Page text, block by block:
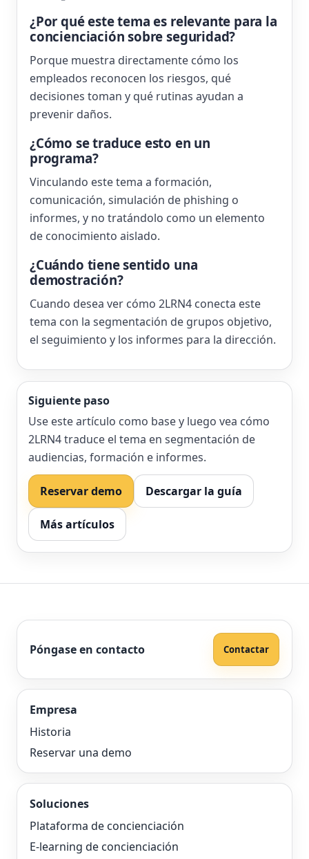
¿Por qué este tema es relevante para la
concienciación sobre seguridad?
Porque muestra directamente cómo los
empleados reconocen los riesgos, qué
decisiones toman y qué rutinas ayudan a
prevenir daños.
¿Cómo se traduce esto en un
programa?
Vinculando este tema a formación,
comunicación, simulación de phishing o
informes, y no tratándolo como un elemento
de conocimiento aislado.
¿Cuándo tiene sentido una
demostración?
Cuando desea ver cómo 2LRN4 conecta este
tema con la segmentación de grupos objetivo,
el seguimiento y los informes para la dirección.
Siguiente paso
Use este artículo como base y luego vea cómo
2LRN4 traduce el tema en segmentación de
audiencias, formación e informes.
Reservar demo Descargar la guía
Más artículos
Póngase en contacto Contactar
Empresa
Historia
Reservar una demo
Soluciones
Plataforma de concienciación
E-learning de concienciación